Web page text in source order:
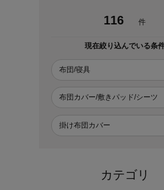
116 件
現在絞り込んでいる条
布団/寝具
布団カバー/敷きパッド/シーツ
掛け布団カバー
カテゴリ